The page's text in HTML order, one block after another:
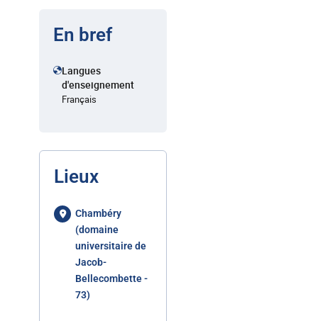
En bref
Langues
d'enseignement
Français
Lieux
Chambéry
(domaine
universitaire de
Jacob-
Bellecombette -
73)